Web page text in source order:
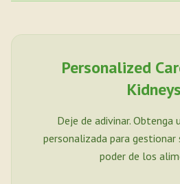
Personalized
Kidneys
Deje de adivinar. Obtenga
personalizada para gestionar
poder de los